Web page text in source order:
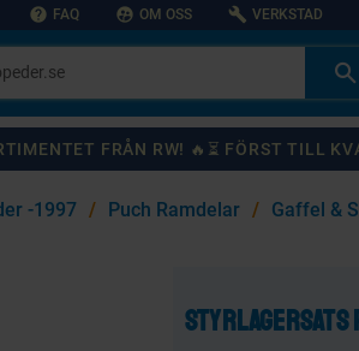
help FAQ supervised_user_circle OM OSS build VERKSTAD
FRÅN RW! 🔥⏳ FÖRST TILL
PRODUKTER KAN INTRESSERA
20%
-1997 Puch Ramdelar Gaffel &
Styrlagersats